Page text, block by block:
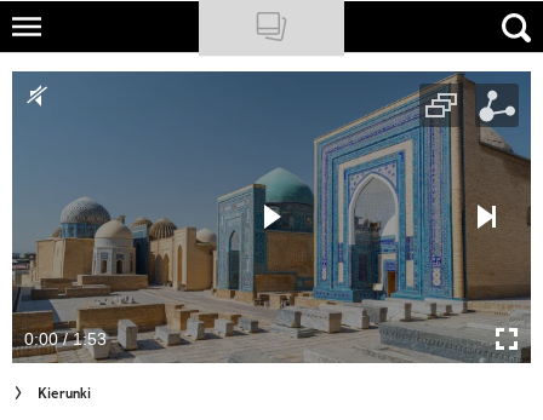
Skip
main
NATIONAL GEOGRAPHIC
Sklep
Newsletter
Cuda Polski
Wielki Konkurs Fotograficzny
0:00 / 1:53
Kierunki